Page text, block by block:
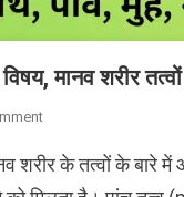
मानव शरीर
On
Tatva
शरीर के तत्वों के बारे